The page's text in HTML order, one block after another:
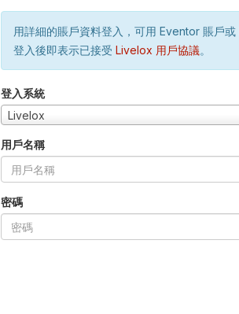
用詳細的賬戶資料登入，可用 Eventor 賬戶或
登入後即表示已接受 Livelox 用戶協議。
登入系統
Livelox
用戶名稱
密碼